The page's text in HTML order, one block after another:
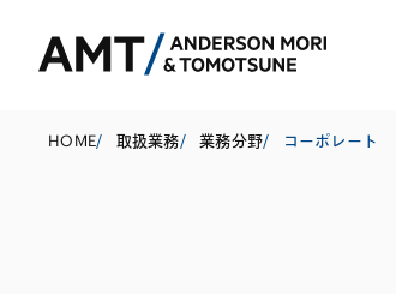
HOME/ 取扱業務/ 業務分野/ コーポレート